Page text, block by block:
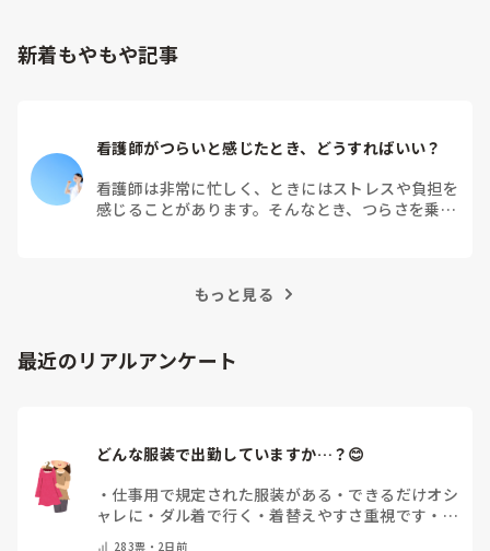
新着もやもや記事
看護師がつらいと感じたとき、どうすればいい？
看護師は非常に忙しく、ときにはストレスや負担を
感じることがあります。そんなとき、つらさを乗り
もっと見る
最近のリアルアンケート
どんな服装で出勤していますか…？😊
・ 仕事用で規定された服装がある ・ できるだけオシ
ャレに ・ ダル着で行く ・着替えやすさ重視です ・ 病
283票・ 2日前